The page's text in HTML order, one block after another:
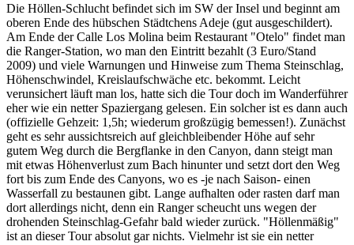
Die Höllen-Schlucht befindet sich im SW der Insel und beginnt am
oberen Ende des hübschen Städtchens Adeje (gut ausgeschildert).
Am Ende der Calle Los Molina beim Restaurant "Otelo" findet man
die Ranger-Station, wo man den Eintritt bezahlt (3 Euro/Stand
2009) und viele Warnungen und Hinweise zum Thema Steinschlag,
Höhenschwindel, Kreislaufschwäche etc. bekommt. Leicht
verunsichert läuft man los, hatte sich die Tour doch im Wanderführer
eher wie ein netter Spaziergang gelesen. Ein solcher ist es dann auch
(offizielle Gehzeit: 1,5h; wiederum großzügig bemessen!). Zunächst
geht es sehr aussichtsreich auf gleichbleibender Höhe auf sehr
gutem Weg durch die Bergflanke in den Canyon, dann steigt man
mit etwas Höhenverlust zum Bach hinunter und setzt dort den Weg
fort bis zum Ende des Canyons, wo es -je nach Saison- einen
Wasserfall zu bestaunen gibt. Lange aufhalten oder rasten darf man
dort allerdings nicht, denn ein Ranger scheucht uns wegen der
drohenden Steinschlag-Gefahr bald wieder zurück. "Höllenmäßig"
ist an dieser Tour absolut gar nichts. Vielmehr ist sie ein netter